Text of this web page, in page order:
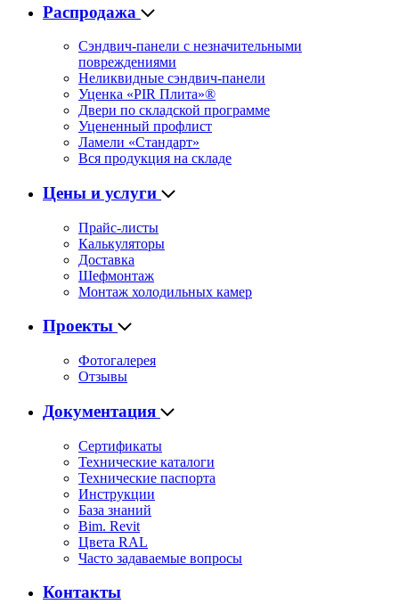
Распродажа
Сэндвич-панели с незначительными
повреждениями
Неликвидные сэндвич-панели
Уценка «PIR Плита»®
Двери по складской программе
Уцененный профлист
Ламели «Стандарт»
Вся продукция на складе
Цены и услуги
Прайс-листы
Калькуляторы
Доставка
Шефмонтаж
Монтаж холодильных камер
Проекты
Фотогалерея
Отзывы
Документация
Сертификаты
Технические каталоги
Технические паспорта
Инструкции
База знаний
Bim. Revit
Цвета RAL
Часто задаваемые вопросы
Контакты